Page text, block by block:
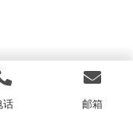
话 邮箱